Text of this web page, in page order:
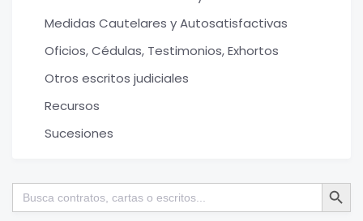
Medidas Cautelares y Autosatisfactivas
Oficios, Cédulas, Testimonios, Exhortos
Otros escritos judiciales
Recursos
Sucesiones
Buscar: Botón de